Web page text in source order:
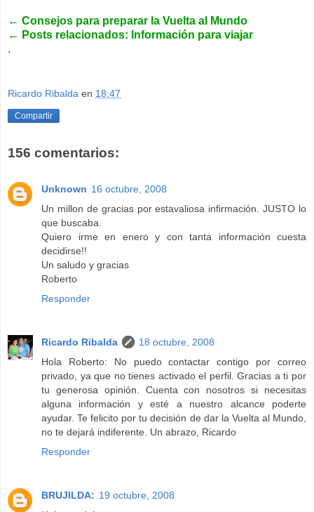
← Consejos para preparar la Vuelta al Mundo
← Posts relacionados: Información para viajar
.
Ricardo Ribalda en 18:47
Compartir
156 comentarios:
Unknown 16 octubre, 2008
Un millon de gracias por estavaliosa infirmación. JUSTO lo
que buscaba.
Quiero irme en enero y con tanta información cuesta
decidirse!!
Un saludo y gracias
Roberto
Responder
Ricardo Ribalda
18 octubre, 2008
Hola Roberto: No puedo contactar contigo por correo
privado, ya que no tienes activado el perfil. Gracias a ti por
tu generosa opinión. Cuenta con nosotros si necesitas
alguna información y esté a nuestro alcance poderte
ayudar. Te felicito por tu decisión de dar la Vuelta al Mundo,
no te dejará indiferente. Un abrazo, Ricardo
Responder
BRUJILDA: 19 octubre, 2008